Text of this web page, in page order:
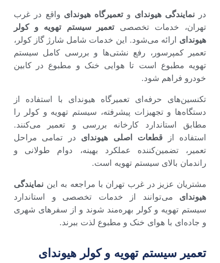
تعمیر سیستم تهویه و کولر هیوندای
در نمایندگی هیوندای و تعمیرگاه هیوندای واقع در غرب
تهران، خدمات تخصصی تعمیر سیستم تهویه و کولر
هیوندای ارائه می‌شود. این خدمات شامل شارژ گاز کولر،
تعمیر کمپرسور، رفع نشتی‌ها و بررسی کامل سیستم
تهویه مطبوع است تا هوایی خنک و مطبوع در کابین
خودرو فراهم شود.
تکنسین‌های حرفه‌ای تعمیرگاه هیوندای با استفاده از
دستگاه‌ها و تجهیزات پیشرفته، سیستم تهویه و کولر را
مطابق استاندارد کارخانه بررسی و تعمیر می‌کنند.
استفاده از قطعات اصلی هیوندای در تمامی مراحل
تعمیر، تضمین‌کننده عملکرد بهینه، دوام طولانی و
راندمان بالای سیستم تهویه است.
مشتریان عزیز در غرب تهران با مراجعه به این نمایندگی
هیوندای می‌توانند از خدمات تخصصی و استاندارد
سیستم تهویه و کولر بهره‌مند شوند و از سفرهای شهری
و جاده‌ای با هوای خنک و مطبوع لذت ببرند.